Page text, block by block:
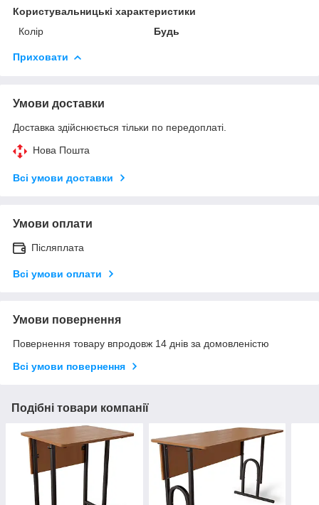
Користувальницькі характеристики
Колір
Будь
Приховати
Умови доставки
Доставка здійснюється тільки по передоплаті.
Нова Пошта
Всі умови доставки
Умови оплати
Післяплата
Всі умови оплати
Умови повернення
Повернення товару впродовж 14 днів за домовленістю
Всі умови повернення
Подібні товари компанії